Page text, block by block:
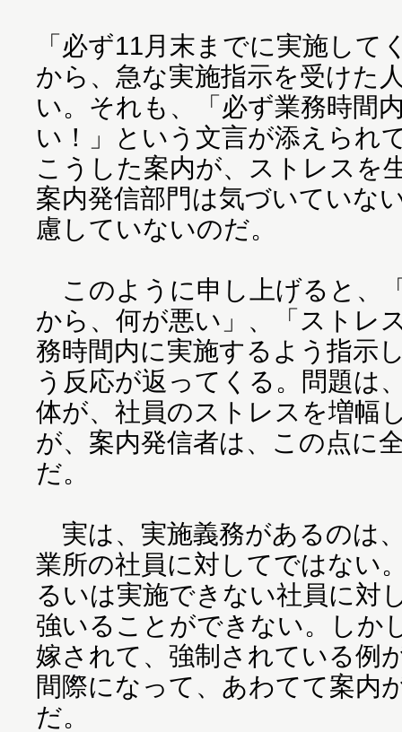
「必ず11月末までに実施して
から、急な実施指示を受けた
い。それも、「必ず業務時間
い！」という文言が添えられ
こうした案内が、ストレスを
案内発信部門は気づいていな
慮していないのだ。
このように申し上げると、
から、何が悪い」、「ストレ
務時間内に実施するよう指
う反応が返ってくる。問題は
体が、社員のストレスを増幅
が、案内発信者は、この点に
だ。
実は、実施義務があるのは
業所の社員に対してではない
るいは実施できない社員に対
強いることができない。しか
嫁されて、強制されている例
間際になって、あわてて案内
だ。